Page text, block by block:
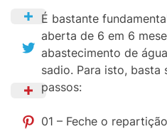
É bastante
aberta de 6 em 6
abastecimento de
sadio. Para isto, basta
passos:
01 – Feche o